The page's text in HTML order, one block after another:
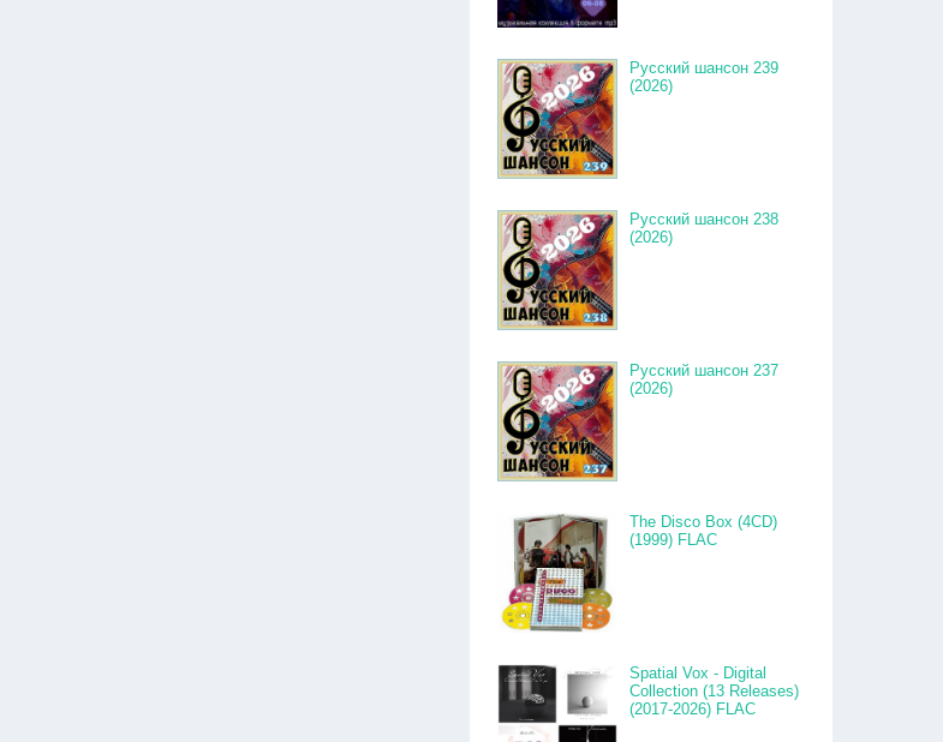
Русский шансон 239
(2026)
Русский шансон 238
(2026)
Русский шансон 237
(2026)
The Disco Box (4CD)
(1999) FLAC
Spatial Vox - Digital
Collection (13 Releases)
(2017-2026) FLAC